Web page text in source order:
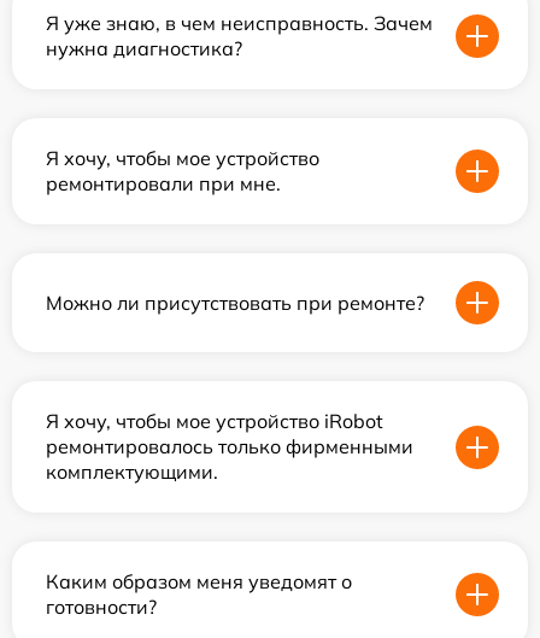
Я уже знаю, в чем неисправность. Зачем
нужна диагностика?
Я хочу, чтобы мое устройство
ремонтировали при мне.
Можно ли присутствовать при ремонте?
Я хочу, чтобы мое устройство iRobot
ремонтировалось только фирменными
комплектующими.
Каким образом меня уведомят о
готовности?